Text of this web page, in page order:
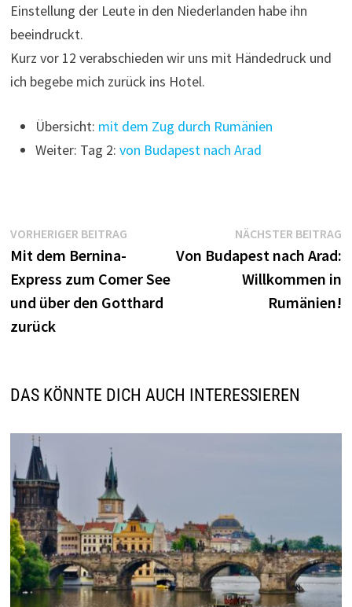
Einstellung der Leute in den Niederlanden habe ihn
beeindruckt.
Kurz vor 12 verabschieden wir uns mit Händedruck und
ich begebe mich zurück ins Hotel.
Übersicht: mit dem Zug durch Rumänien
Weiter: Tag 2: von Budapest nach Arad
Beitragsnavigation
VORHERIGER BEITRAGVorheriger
Mit dem Bernina-
Express zum Comer See
und über den Gotthard
zurück
NÄCHSTER BEITRAG
Von Budapest nach Arad:
Willkommen in
Rumänien!
DAS KÖNNTE DICH AUCH INTERESSIEREN